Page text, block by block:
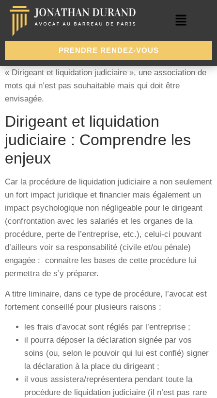
PRENDRE RENDEZ-VOUS
« Dirigeant et liquidation judiciaire », une association de
mots qui n’est pas souhaitable mais qui doit être
envisagée.
Dirigeant et liquidation
judiciaire : Comprendre les
enjeux
Car la procédure de liquidation judiciaire a non seulement
un fort impact juridique et financier mais également un
impact psychologique non négligeable pour le dirigeant
(confrontation avec les salariés et les organes de la
procédure, perte de l’entreprise, etc.), celui-ci pouvant
d’ailleurs voir sa responsabilité (civile et/ou pénale)
engagée : connaitre les bases de cette procédure lui
permettra de s’y préparer.
A titre liminaire, dans ce type de procédure, l’avocat est
fortement conseillé pour plusieurs raisons :
les frais d’avocat sont réglés par l’entreprise ;
il pourra déposer la déclaration signée par vos
soins (ou, selon le pouvoir qui lui est confié) signer
la déclaration à la place du dirigeant ;
il vous assistera/représentera pendant toute la
procédure de liquidation judiciaire (il n’est pas rare